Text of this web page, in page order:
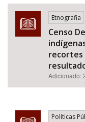
Etnografia
Censo
recortes
Adicionado:
Políticas